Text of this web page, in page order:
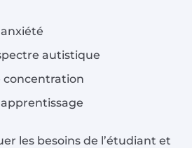
autistique
concentration
les besoins de l’étudiant et